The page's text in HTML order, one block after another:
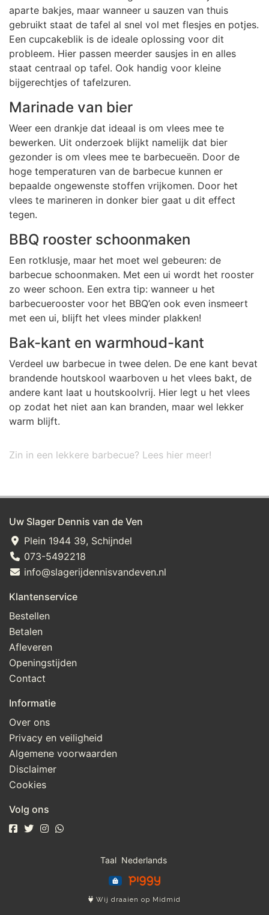
aparte bakjes, maar wanneer u sauzen van thuis
gebruikt staat de tafel al snel vol met flesjes en potjes.
Een cupcakeblik is de ideale oplossing voor dit
probleem. Hier passen meerder sausjes in en alles
staat centraal op tafel. Ook handig voor kleine
bijgerechtjes of tafelzuren.
Marinade van bier
Weer een drankje dat ideaal is om vlees mee te
bewerken. Uit onderzoek blijkt namelijk dat bier
gezonder is om vlees mee te barbecueën. Door de
hoge temperaturen van de barbecue kunnen er
bepaalde ongewenste stoffen vrijkomen. Door het
vlees te marineren in donker bier gaat u dit effect
tegen.
BBQ rooster schoonmaken
Een rotklusje, maar het moet wel gebeuren: de
barbecue schoonmaken. Met een ui wordt het rooster
zo weer schoon. Een extra tip: wanneer u het
barbecuerooster voor het BBQ’en ook even insmeert
met een ui, blijft het vlees minder plakken!
Bak-kant en warmhoud-kant
Verdeel uw barbecue in twee delen. De ene kant bevat
brandende houtskool waarboven u het vlees bakt, de
andere kant laat u houtskoolvrij. Hier legt u het vlees
op zodat het niet aan kan branden, maar wel lekker
warm blijft.
Zin in een lekkere barbecue? Lees hier meer!
Uw Slager Dennis van de Ven
Plein 1944 39, Schijndel
073-5492218
info@slagerijdennisvandeven.nl
Klantenservice
Bestellen
Betalen
Afleveren
Openingstijden
Contact
Informatie
Over ons
Privacy en veiligheid
Algemene voorwaarden
Disclaimer
Cookies
Volg ons
Taal
Wij draaien op Midmid